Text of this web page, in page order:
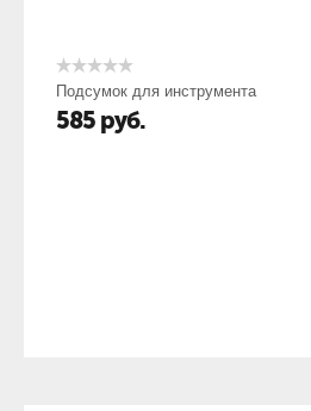
Подсумок для инструмента
585 руб.